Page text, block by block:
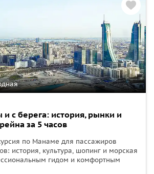
с берега: история, рынки и
за 5 часов
по Манаме для пассажиров
история, культура, шопинг и морская
гидом и комфортным